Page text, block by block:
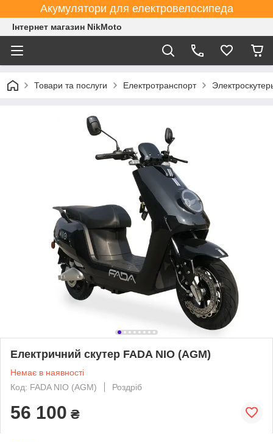
Акумулятори для електровелосипеда
Інтернет магазин NikMoto
Товари та послуги Електротранспорт
Електричний скутер FADA NIO (AGM)
Немає в наявності
Код: FADA NIO (AGM)
Роздріб
56 100 ₴